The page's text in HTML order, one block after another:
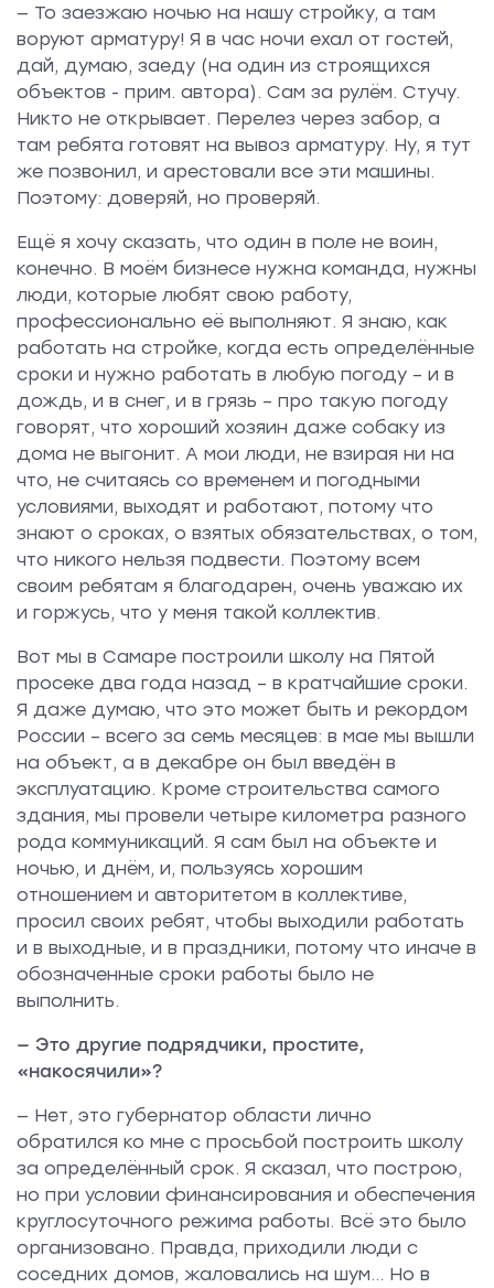
— То заезжаю ночью на нашу стройку, а там
воруют арматуру! Я в час ночи ехал от гостей,
дай, думаю, заеду (на один из строящихся
объектов - прим. автора). Сам за рулём. Стучу.
Никто не открывает. Перелез через забор, а
там ребята готовят на вывоз арматуру. Ну, я тут
же позвонил, и арестовали все эти машины.
Поэтому: доверяй, но проверяй.
Ещё я хочу сказать, что один в поле не воин,
конечно. В моём бизнесе нужна команда, нужны
люди, которые любят свою работу,
профессионально её выполняют. Я знаю, как
работать на стройке, когда есть определённые
сроки и нужно работать в любую погоду – и в
дождь, и в снег, и в грязь – про такую погоду
говорят, что хороший хозяин даже собаку из
дома не выгонит. А мои люди, не взирая ни на
что, не считаясь со временем и погодными
условиями, выходят и работают, потому что
знают о сроках, о взятых обязательствах, о том,
что никого нельзя подвести. Поэтому всем
своим ребятам я благодарен, очень уважаю их
и горжусь, что у меня такой коллектив.
Вот мы в Самаре построили школу на Пятой
просеке два года назад – в кратчайшие сроки.
Я даже думаю, что это может быть и рекордом
России – всего за семь месяцев: в мае мы вышли
на объект, а в декабре он был введён в
эксплуатацию. Кроме строительства самого
здания, мы провели четыре километра разного
рода коммуникаций. Я сам был на объекте и
ночью, и днём, и, пользуясь хорошим
отношением и авторитетом в коллективе,
просил своих ребят, чтобы выходили работать
и в выходные, и в праздники, потому что иначе в
обозначенные сроки работы было не
выполнить.
— Это другие подрядчики, простите,
«накосячили»?
— Нет, это губернатор области лично
обратился ко мне с просьбой построить школу
за определённый срок. Я сказал, что построю,
но при условии финансирования и обеспечения
круглосуточного режима работы. Всё это было
организовано. Правда, приходили люди с
соседних домов, жаловались на шум... Но в